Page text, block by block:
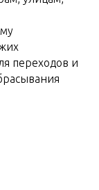
переходов и